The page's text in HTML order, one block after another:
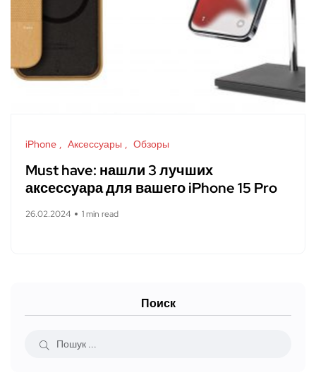
iPhone Аксессуары Обзоры
Must have: нашли 3 лучших
аксессуара для вашего iPhone 15 Pro
26.02.2024 1 min read
Поиск